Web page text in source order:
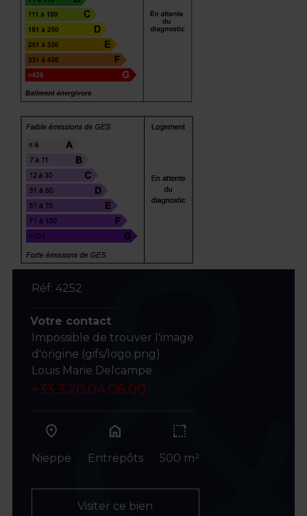
Réf: 4252
Votre contact
Impossible de trouver l'image
d'origine (gifs/logo.png)
Louis Marie Delcampe
+33 3.20.04.06.00
Nieppe
home
Entrepôts 500 m²
Visiter ce bien